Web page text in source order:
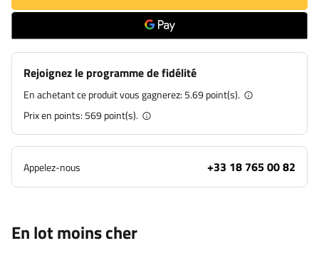
Rejoignez le programme de fidélité
En achetant ce produit vous gagnerez: 5.69 point(s).
Prix en points: 569point(s).
Appelez-nous +33 18 765 00 82
En lot moins cher